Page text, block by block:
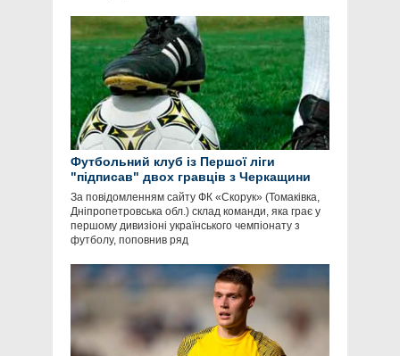
Футбольний клуб із Першої ліги
"підписав" двох гравців з Черкащини
За повідомленням сайту ФК «Скорук» (Томаківка,
Дніпропетровська обл.) склад команди, яка грає у
першому дивизіоні українського чемпіонату з
футболу, поповнив ряд